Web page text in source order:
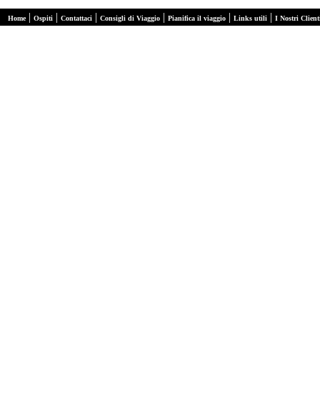
Home| Ospiti | Contattaci | Consigli di Viaggio | Pianifica il viaggio | Links utili | I Nostri